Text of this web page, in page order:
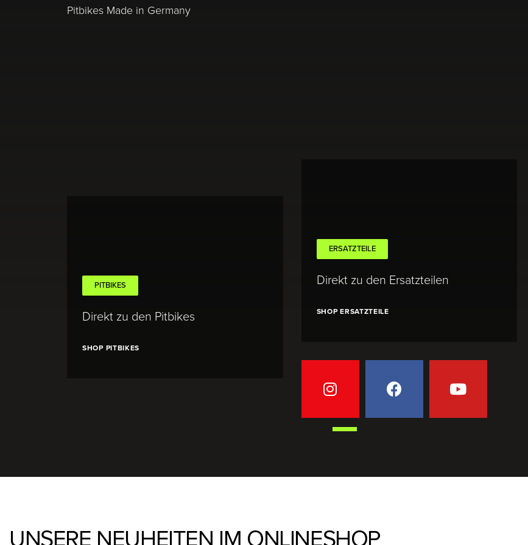
Pitbikes Made in Germany
PITBIKES
Direkt zu den Pitbikes
SHOP PITBIKES
ERSATZTEILE
Direkt zu den Ersatzteilen
SHOP ERSATZTEILE
UNSERE NEUHEITEN IM ONLINESHOP​